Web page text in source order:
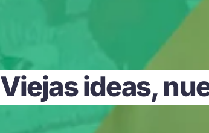
Viejas ideas,